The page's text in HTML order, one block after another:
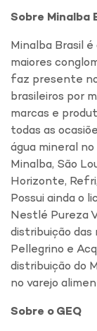
Sobre Minalba
Minalba Brasil é
maiores
faz presente
brasileiros por
marcas e
todas as
água mineral
Minalba, São
Horizonte,
Possui ainda o
Nestlé Pureza
distribuição das
Pellegrino e
distribuição do
no varejo
Sobre o GEQ